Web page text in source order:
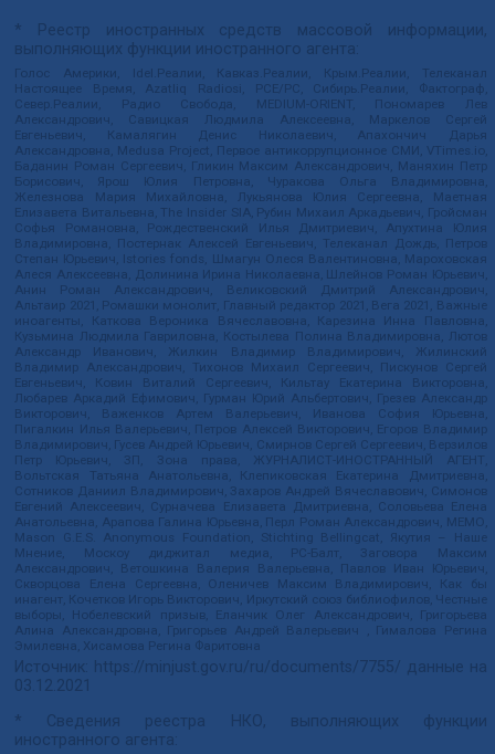
* Реестр иностранных средств массовой информации,
выполняющих функции иностранного агента:
Голос Америки, Idel.Реалии, Кавказ.Реалии, Крым.Реалии, Телеканал
Настоящее Время, Azatliq Radiosi, PCE/PC, Сибирь.Реалии, Фактограф,
Север.Реалии, Радио Свобода, MEDIUM-ORIENT, Пономарев Лев
Александрович, Савицкая Людмила Алексеевна, Маркелов Сергей
Евгеньевич, Камалягин Денис Николаевич, Апахончич Дарья
Александровна, Medusa Project, Первое антикоррупционное СМИ, VTimes.io,
Баданин Роман Сергеевич, Гликин Максим Александрович, Маняхин Петр
Борисович, Ярош Юлия Петровна, Чуракова Ольга Владимировна,
Железнова Мария Михайловна, Лукьянова Юлия Сергеевна, Маетная
Елизавета Витальевна, The Insider SIA, Рубин Михаил Аркадьевич, Гройсман
Софья Романовна, Рождественский Илья Дмитриевич, Апухтина Юлия
Владимировна, Постернак Алексей Евгеньевич, Телеканал Дождь, Петров
Степан Юрьевич, Istories fonds, Шмагун Олеся Валентиновна, Мароховская
Алеся Алексеевна, Долинина Ирина Николаевна, Шлейнов Роман Юрьевич,
Анин Роман Александрович, Великовский Дмитрий Александрович,
Альтаир 2021, Ромашки монолит, Главный редактор 2021, Вега 2021, Важные
иноагенты, Каткова Вероника Вячеславовна, Карезина Инна Павловна,
Кузьмина Людмила Гавриловна, Костылева Полина Владимировна, Лютов
Александр Иванович, Жилкин Владимир Владимирович, Жилинский
Владимир Александрович, Тихонов Михаил Сергеевич, Пискунов Сергей
Евгеньевич, Ковин Виталий Сергеевич, Кильтау Екатерина Викторовна,
Любарев Аркадий Ефимович, Гурман Юрий Альбертович, Грезев Александр
Викторович, Важенков Артем Валерьевич, Иванова София Юрьевна,
Пигалкин Илья Валерьевич, Петров Алексей Викторович, Егоров Владимир
Владимирович, Гусев Андрей Юрьевич, Смирнов Сергей Сергеевич, Верзилов
Петр Юрьевич, ЗП, Зона права, ЖУРНАЛИСТ-ИНОСТРАННЫЙ АГЕНТ,
Вольтская Татьяна Анатольевна, Клепиковская Екатерина Дмитриевна,
Сотников Даниил Владимирович, Захаров Андрей Вячеславович, Симонов
Евгений Алексеевич, Сурначева Елизавета Дмитриевна, Соловьева Елена
Анатольевна, Арапова Галина Юрьевна, Перл Роман Александрович, МЕМО,
Mason G.E.S. Anonymous Foundation, Stichting Bellingcat, Якутия – Наше
Мнение, Москоу диджитал медиа, РС-Балт, Заговора Максим
Александрович, Ветошкина Валерия Валерьевна, Павлов Иван Юрьевич,
Скворцова Елена Сергеевна, Оленичев Максим Владимирович, Как бы
инагент, Кочетков Игорь Викторович, Иркутский союз библиофилов, Честные
выборы, Нобелевский призыв, Еланчик Олег Александрович, Григорьева
Алина Александровна, Григорьев Андрей Валерьевич , Гималова Регина
Эмилевна, Хисамова Регина Фаритовна
Источник: https://minjust.gov.ru/ru/documents/7755/ данные на
03.12.2021
* Сведения реестра НКО, выполняющих функции
иностранного агента: